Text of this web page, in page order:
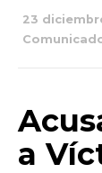
23
a